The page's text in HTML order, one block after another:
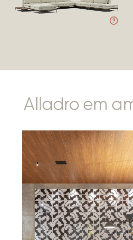
Alladro em